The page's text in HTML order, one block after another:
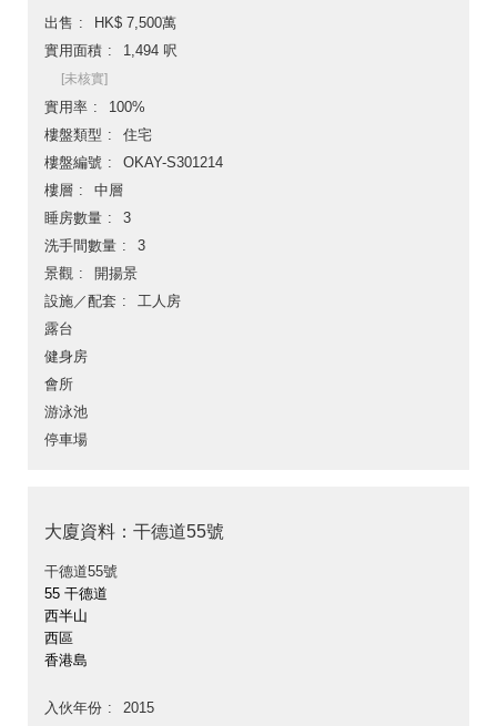
出售
HK$ 7,500萬
實用面積
1,494 呎
[未核實]
實用率
100%
樓盤類型
住宅
樓盤編號
OKAY-S301214
樓層
中層
睡房數量
3
洗手間數量
3
景觀
開揚景
設施／配套
工人房
露台
健身房
會所
游泳池
停車場
大廈資料：干德道55號
干德道55號
55 干德道
西半山
西區
香港島
入伙年份
2015